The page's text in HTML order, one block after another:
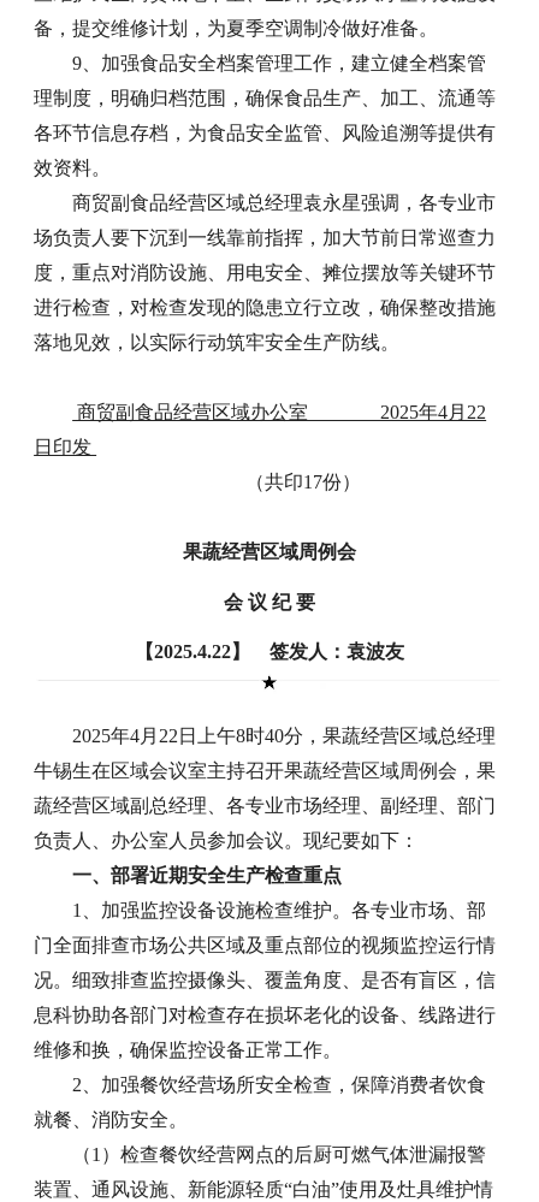
备，提交维修计划，为夏季空调制冷做好准备。
9、加强食品安全档案管理工作，建立健全档案管
理制度，明确归档范围，确保食品生产、加工、流通等
各环节信息存档，为食品安全监管、风险追溯等提供有
效资料。
商贸副食品经营区域总经理袁永星强调，各专业市
场负责人要下沉到一线靠前指挥，加大节前日常巡查力
度，重点对消防设施、用电安全、摊位摆放等关键环节
进行检查，对检查发现的隐患立行立改，确保整改措施
落地见效，以实际行动筑牢安全生产防线。
商贸副食品经营区域办公室 2025年4月22
日印发
（共印17份）
果蔬经营区域周例会
会 议 纪 要
【2025.4.22】 签发人：袁波友
2025年4月22日上午8时40分，果蔬经营区域总经理
牛锡生在区域会议室主持召开果蔬经营区域周例会，果
蔬经营区域副总经理、各专业市场经理、副经理、部门
负责人、办公室人员参加会议。现纪要如下：
一、部署近期安全生产检查重点
1、加强监控设备设施检查维护。各专业市场、部
门全面排查市场公共区域及重点部位的视频监控运行情
况。细致排查监控摄像头、覆盖角度、是否有盲区，信
息科协助各部门对检查存在损坏老化的设备、线路进行
维修和换，确保监控设备正常工作。
2、加强餐饮经营场所安全检查，保障消费者饮食
就餐、消防安全。
（1）检查餐饮经营网点的后厨可燃气体泄漏报警
装置、通风设施、新能源轻质“白油”使用及灶具维护情